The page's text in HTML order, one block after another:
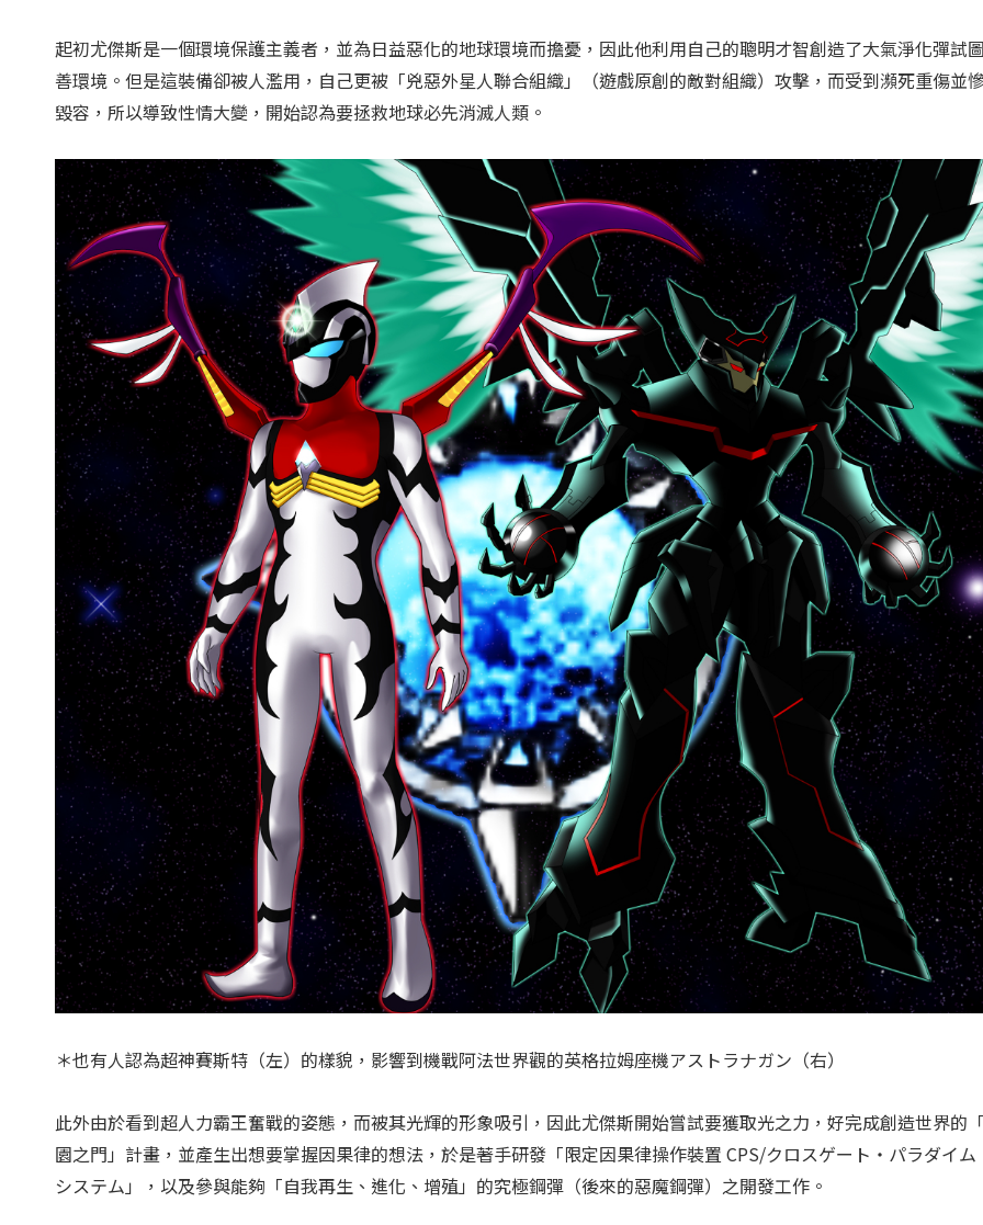
起初尤傑斯是一個環境保護主義者，並為日益惡化的地球環境而擔憂，因此他利用自己的聰明才智創造了大氣淨化彈試
善環境。但是這裝備卻被人濫用，自己更被「兇惡外星人聯合組織」（遊戲原創的敵對組織）攻擊，而受到瀕死重傷並
毀容，所以導致性情大變，開始認為要拯救地球必先消滅人類。
＊也有人認為超神賽斯特（左）的樣貌，影響到機戰阿法世界觀的英格拉姆座機アストラナガン（右）
此外由於看到超人力霸王奮戰的姿態，而被其光輝的形象吸引，因此尤傑斯開始嘗試要獲取光之力，好完成創造世界的
園之門」計畫，並產生出想要掌握因果律的想法，於是著手研發「限定因果律操作裝置 CPS/クロスゲート・パラダイム
システム」，以及參與能夠「自我再生、進化、增殖」的究極鋼彈（後來的惡魔鋼彈）之開發工作。